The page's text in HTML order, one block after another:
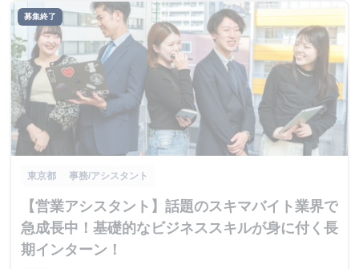
募集終了
東京都 事務/アシスタント
【営業アシスタント】話題のスキマバイト業界で
急成長中！基礎的なビジネススキルが身に付く長
期インターン！